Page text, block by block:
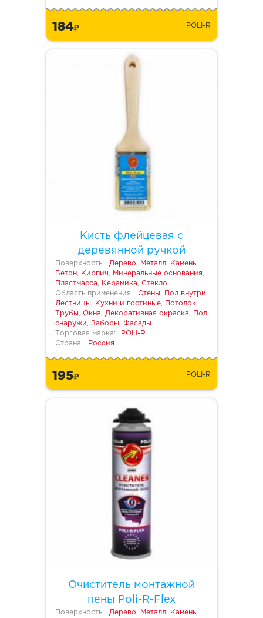
184 POLI-R
Кисть флейцевая с
деревянной ручкой
Поверхность:
Дерево, Металл, Камень,
Бетон, Кирпич, Минеральные основания,
Пластмасса, Керамика, Стекло
Область применения:
Стены, Пол внутри,
Лестницы, Кухни и гостиные, Потолок,
Трубы, Окна, Декоративная окраска, Пол
снаружи, Заборы, Фасады
Торговая марка:
POLI-R
Страна:
Россия
195 POLI-R
Очиститель монтажной
пены Poli-R-Flex
Поверхность:
Дерево, Металл, Камень,